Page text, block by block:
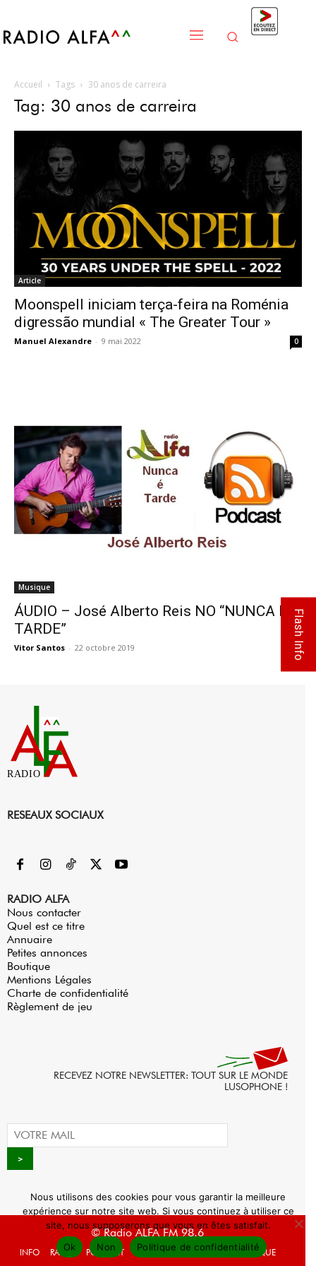
Accueil Tags 30 anos de carreira
Tag: 30 anos de carreira
Article
Moonspell iniciam terça-feira na Roménia
digressão mundial « The Greater Tour »
Manuel Alexandre - 9 mai 2022 0
Musique
ÁUDIO – José Alberto Reis NO “NUNCA É
TARDE”
Vitor Santos - 22 octobre 2019 0
RADIO
RESEAUX SOCIAUX
RADIO ALFA
Nous contacter
Quel est ce titre
Annuaire
Petites annonces
Boutique
Mentions Légales
Charte de confidentialité
Règlement de jeu
RECEVEZ NOTRE NEWSLETTER: TOUT SUR LE MONDE
LUSOPHONE !
© Radio ALFA FM 98.6
INFO RADIO PODCAST AGENDA WEBRADIO BOUTIQUE
Flash Info
Nous utilisons des cookies pour vous garantir la meilleure
expérience sur notre site web. Si vous continuez à utiliser ce
site, nous supposerons que vous en êtes satisfait.
Ok
Non Politique de confidentialité